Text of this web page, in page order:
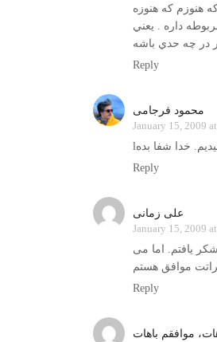
که هنوزه
داره . يعني
در چه حدي باشه
Reply
محمود فرجامی
January 15, 2009
Reply
علی زمانی
January 15, 2009
يافتم. اما می
Reply
موافقم باهات